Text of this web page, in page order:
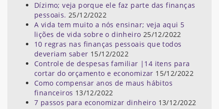
Dízimo; veja porque ele faz parte das finanças
pessoais. 25/12/2022
A vida tem muito a nós ensinar; veja aqui 5
lições de vida sobre o dinheiro 25/12/2022
10 regras nas finanças pessoais que todos
deveriam saber 15/12/2022
Controle de despesas familiar |14 itens para
cortar do orçamento e economizar 15/12/2022
Como compensar anos de maus hábitos
financeiros 13/12/2022
7 passos para economizar dinheiro 13/12/2022